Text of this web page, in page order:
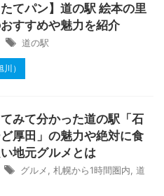
たてパン】道の駅 絵本の里
すすめや魅力を紹介
道の駅
）
みて分かった道の駅「石
厚田」の魅力や絶対に食
地元グルメとは
グルメ 札幌から1時間圏内 道